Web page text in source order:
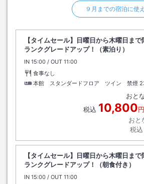
９月までの宿泊に使
【タイムセール】日曜日から木曜日ま
ランクグレードアップ！（素泊り）
IN チェックイン
15:00 / OUT チェックアウト
11:00
食事なし
本館 スタンダードフロア ツイン 禁煙
おと
税込 10,800円
おと
税込
【タイムセール】日曜日から木曜日ま
ランクグレードアップ！（朝食付き）
IN チェックイン
15:00 / OUT チェックアウト
11:00